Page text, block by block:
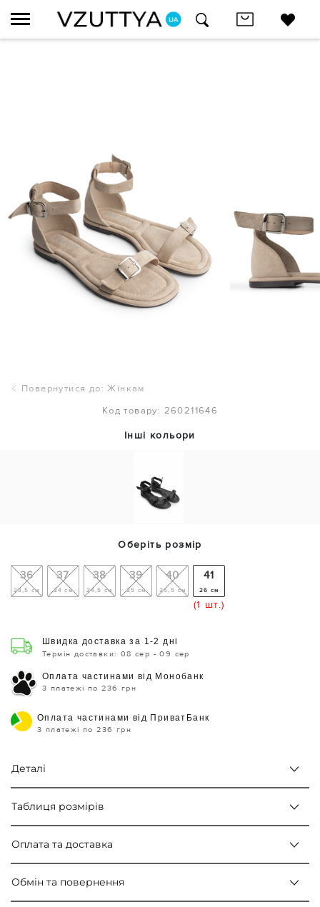
Повернутися до: Жінкам
Код товару: 260211646
Інші кольори
Оберіть розмір
36
23,5 см
37
24 см
38
24,5 см
39
25 см
40
25,5 см
41
26 см
(1 шт.)
Швидка доставка за 1-2 дні
Термін доставки: 08 сер - 09 сер
Оплата частинами від Монобанк
3 платежі по 236 грн
Оплата частинами від ПриватБанк
3 платежі по 236 грн
Деталі
Таблиця розмірів
Оплата та доставка
Обмін та повернення